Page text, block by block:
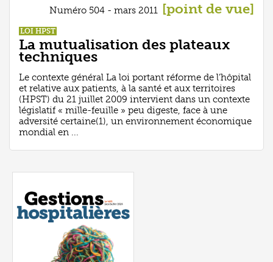
Numéro 504 - mars 2011 [point de vue]
LOI HPST
La mutualisation des plateaux
techniques
Le contexte général La loi portant réforme de l’hôpital
et relative aux patients, à la santé et aux territoires
(HPST) du 21 juillet 2009 intervient dans un contexte
législatif « mille-feuille » peu digeste, face à une
adversité certaine(1), un environnement économique
mondial en ...